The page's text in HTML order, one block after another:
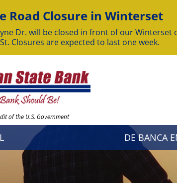
Road Closure in Winterset
Dr. will be closed in front of our
Closures are expected to last one week.
of the U.S. Government
DE BANCA